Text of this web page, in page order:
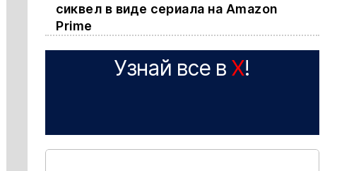
сиквел в виде сериала на Amazon
Prime
Узнай все в X!